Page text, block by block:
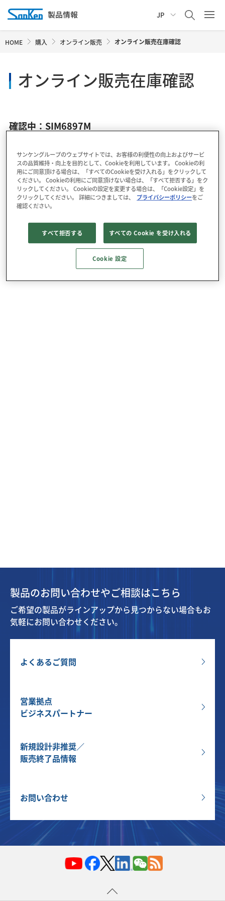
JP
HOME 購入 オンライン販売 オンライン販売在庫確認
オンライン販売在庫確認
確認中：SIM6897M
製品のお問い合わせやご相談はこちら
ご希望の製品がラインアップから見つからない場合もお
気軽にお問い合わせください。
よくあるご質問
営業拠点
ビジネスパートナー
新規設計非推奨／
販売終了品情報
お問い合わせ
サンケングループのウェブサイトでは、お客様の利便性の向上およびサービ
スの品質維持・向上を目的として、Cookieを利用しています。 Cookieの利
用にご同意頂ける場合は、「すべてのCookieを受け入れる」をクリックして
ください。 Cookieの利用にご同意頂けない場合は、「すべて拒否する」をク
リックしてください。 Cookieの設定を変更する場合は、「Cookie設定」を
クリックしてください。 詳細につきましては、
プライバシーポリシーをご
確認ください。
すべて拒否する すべての Cookie を受け入れる
Cookie 設定